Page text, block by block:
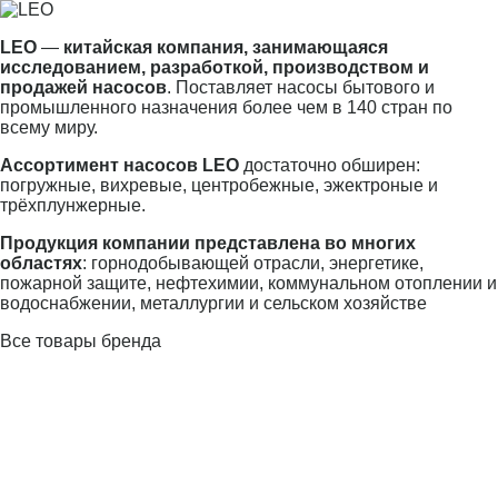
LEO — китайская компания, занимающаяся
исследованием, разработкой, производством и
продажей насосов. Поставляет насосы бытового и
промышленного назначения более чем в 140 стран по
всему миру.
Ассортимент насосов LEO достаточно обширен:
погружные, вихревые, центробежные, эжектроные и
трёхплунжерные.
Продукция компании представлена во многих
областях: горнодобывающей отрасли, энергетике,
пожарной защите, нефтехимии, коммунальном отоплении и
водоснабжении, металлургии и сельском хозяйстве
Все товары бренда